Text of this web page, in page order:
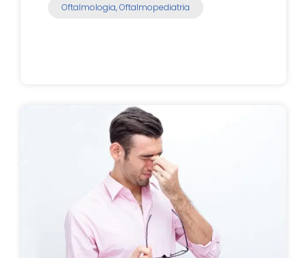
Oftalmologia,Oftalmopediatria